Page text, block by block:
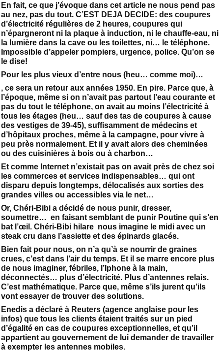
En fait, ce que j’évoque dans cet article ne nous pend pas
au nez, pas du tout. C’EST DEJA DECIDE: des coupures
d’électricité régulières de 2 heures, coupures qui
n’épargneront ni la plaque à induction, ni le chauffe-eau, ni
la lumière dans la cave ou les toilettes, ni… le téléphone.
Impossible d’appeler pompiers, urgence, police. Qu’on se
le dise!
Pour les plus vieux d’entre nous (heu… comme moi)…
, ce sera un retour aux années 1950. En pire. Parce que, à
l’époque, même si on n’avait pas partout l’eau courante et
pas du tout le téléphone, on avait au moins l’électricité à
tous les étages (heu… sauf des tas de coupures à cause
des vestiges de 39-45), suffisamment de médecins et
d’hôpitaux proches, même à la campagne, pour vivre à
peu près normalement. Et il y avait alors des cheminées
ou des cuisinières à bois ou à charbon…
Et comme Internet n’existait pas on avait près de chez soi
les commerces et services indispensables… qui ont
disparu depuis longtemps, délocalisés aux sorties des
grandes villes ou accessibles via le net…
Or, Chéri-Bibi a décidé de nous punir, dresser,
soumettre… en faisant semblant de punir Poutine qui s’en
bat l’œil. Chéri-Bibi hilare nous imagine le midi avec un
steak cru dans l’assiette et des épinards glacés.
Bien fait pour nous, on n’a qu’à se nourrir de graines
crues, c’est dans l’air du temps. Et il se marre encore plus
de nous imaginer, fébriles, l’Iphone à la main,
déconnectés… plus d’électricité. Plus d’antennes relais.
C’est mathématique. Parce que, même s’ils jurent qu’ils
vont essayer de trouver des solutions.
Enedis a déclaré à Reuters (agence anglaise pour les
infos) que tous les clients étaient traités sur un pied
d’égalité en cas de coupures exceptionnelles, et qu’il
appartient au gouvernement de lui demander de travailler
à exempter les antennes mobiles.